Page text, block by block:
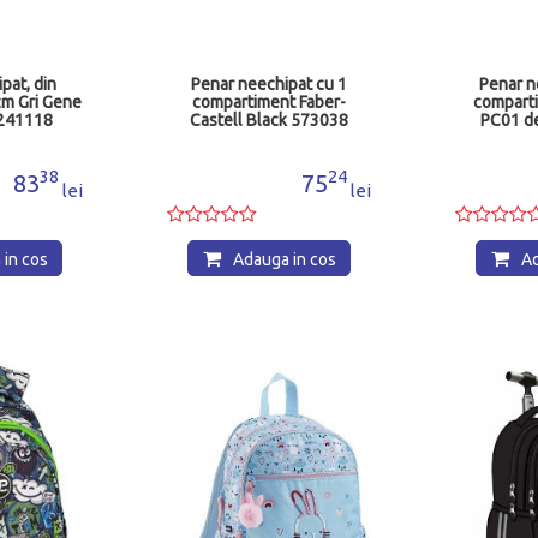
cu 1
Faber-
7524
lei
in cos
Penar neechipat cu 1
compartiment ST.Right
PC01 design planete
7627
lei
Adauga in cos
Penar 3F